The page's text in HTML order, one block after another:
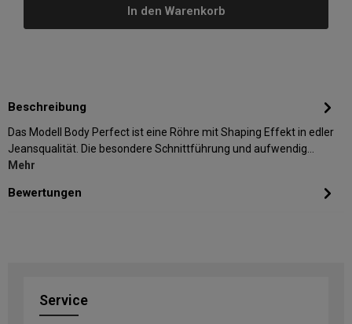
In den Warenkorb
Beschreibung
Das Modell Body Perfect ist eine Röhre mit Shaping Effekt in edler
Jeansqualität. Die besondere Schnittführung und aufwendig…
Mehr
Bewertungen
Service